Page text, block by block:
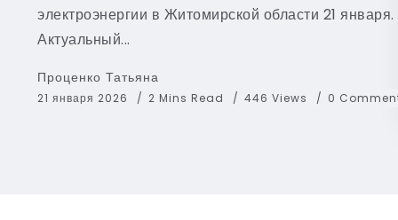
электроэнергии в Житомирской области 21 января.
Актуальный...
Проценко Татьяна
21 января 2026 2 Mins Read 446 Views 0